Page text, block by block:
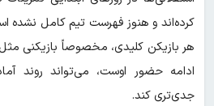
کرده‌اند و هنوز فهرست تیم کامل
هر بازیکن کلیدی، مخصوصاً بازیکنی
ادامه حضور اوست، می‌تواند روند
جدی‌تری کند.